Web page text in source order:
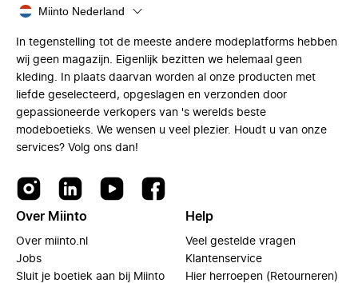
Miinto Nederland
In tegenstelling tot de meeste andere modeplatforms hebben
wij geen magazijn. Eigenlijk bezitten we helemaal geen
kleding. In plaats daarvan worden al onze producten met
liefde geselecteerd, opgeslagen en verzonden door
gepassioneerde verkopers van 's werelds beste
modeboetieks. We wensen u veel plezier. Houdt u van onze
services? Volg ons dan!
Over Miinto
Over miinto.nl
Jobs
Sluit je boetiek aan bij Miinto
Help
Veel gestelde vragen
Klantenservice
Hier herroepen (Retourneren)